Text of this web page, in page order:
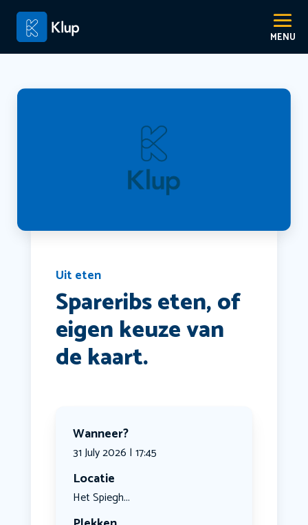
Uit eten
Spareribs eten, of
eigen keuze van
de kaart.
Wanneer?
31 July 2026 | 17:45
Locatie
Het Spiegh...